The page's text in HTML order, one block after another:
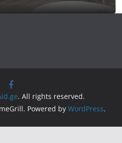
. All rights reserved.
Powered by WordPress.